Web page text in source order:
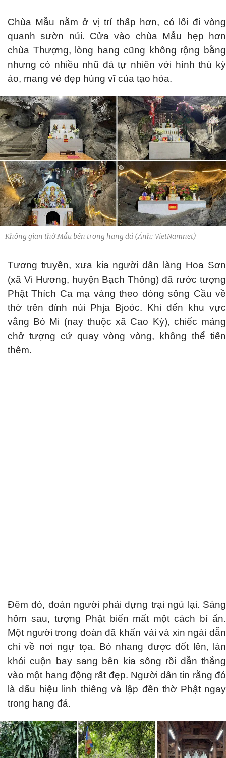
Chùa Mẫu nằm ở vị trí thấp hơn, có lối đi vòng
quanh sườn núi. Cửa vào chùa Mẫu hẹp hơn
chùa Thượng, lòng hang cũng không rộng bằng
nhưng có nhiều nhũ đá tự nhiên với hình thù kỳ
ảo, mang vẻ đẹp hùng vĩ của tạo hóa.
Không gian thờ Mẫu bên trong hang đá (Ảnh: VietNamnet)
Tương truyền, xưa kia người dân làng Hoa Sơn
(xã Vi Hương, huyện Bạch Thông) đã rước tượng
Phật Thích Ca mạ vàng theo dòng sông Cầu về
thờ trên đỉnh núi Phja Bjoóc. Khi đến khu vực
vằng Bó Mi (nay thuộc xã Cao Kỳ), chiếc mảng
chở tượng cứ quay vòng vòng, không thể tiến
thêm.
Đêm đó, đoàn người phải dựng trại ngủ lại. Sáng
hôm sau, tượng Phật biến mất một cách bí ẩn.
Một người trong đoàn đã khấn vái và xin ngài dẫn
chỉ về nơi ngự tọa. Bó nhang được đốt lên, làn
khói cuộn bay sang bên kia sông rồi dẫn thẳng
vào một hang động rất đẹp. Người dân tin rằng đó
là dấu hiệu linh thiêng và lập đền thờ Phật ngay
trong hang đá.